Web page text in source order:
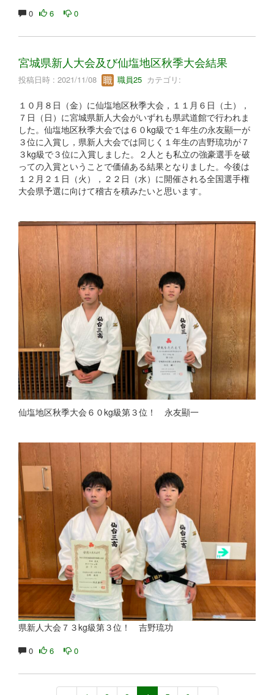
0 6 0
宮城県新人大会及び仙塩地区秋季大会結果
投稿日時 : 2021/11/08 職員25 カテゴリ:
１０月８日（金）に仙塩地区秋季大会，１１月６日（土），
７日（日）に宮城県新人大会がいずれも県武道館で行われま
した。仙塩地区秋季大会では６０kg級で１年生の永友顯一が
３位に入賞し，県新人大会では同じく１年生の吉野琉功が７
３kg級で３位に入賞しました。２人とも私立の強豪選手を破
っての入賞ということで価値ある結果となりました。今後は
１２月２１日（火），２２日（水）に開催される全国選手権
大会県予選に向けて稽古を積みたいと思います。
仙塩地区秋季大会６０kg級第３位！ 永友顯一
県新人大会７３kg級第３位！ 吉野琉功
0 6 0